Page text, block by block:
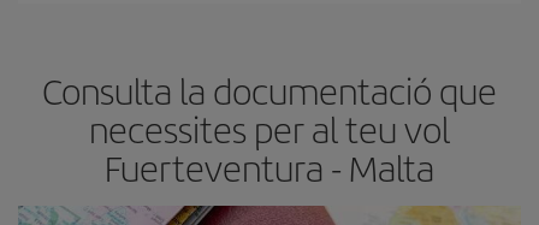
Consulta la documentació que
necessites per al teu vol
Fuerteventura - Malta